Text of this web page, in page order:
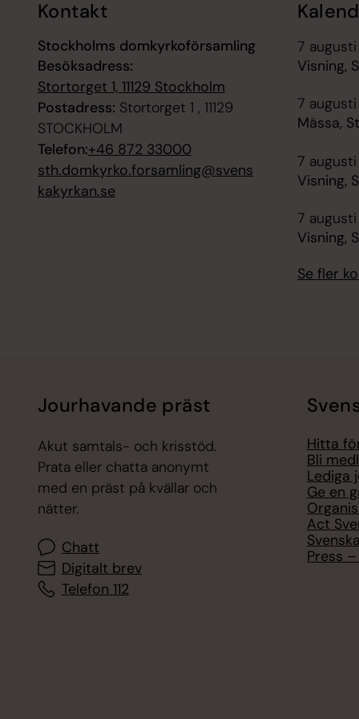
Kontakt
Stockholms domkyrkoförsamling
Besöksadress:
Stortorget 1, 11129 Stockholm
Postadress: Stortorget 1 , 11129
STOCKHOLM
Telefon:+46 872 33000
sth.domkyrko.forsamling@svens
kakyrkan.se
7 augusti
Visning,
7 augusti
Mässa,
7 augusti
Visning,
7 augusti
Visning,
Se fler
Jourhavande präst
Akut samtals- och krisstöd.
Prata eller chatta anonymt
med en präst på kvällar och
nätter.
Chatt
Digitalt brev
Telefon 112
Hitta
Bli
Lediga
Ge en
Act
Press